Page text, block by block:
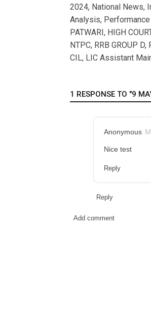
2024, National News,
Analysis, Performance
PATWARI, HIGH
NTPC, RRB GROUP
CIL, LIC Assistant
1 RESPONSE TO "9
Anonymous
Nice test
Reply
Reply
Add comment